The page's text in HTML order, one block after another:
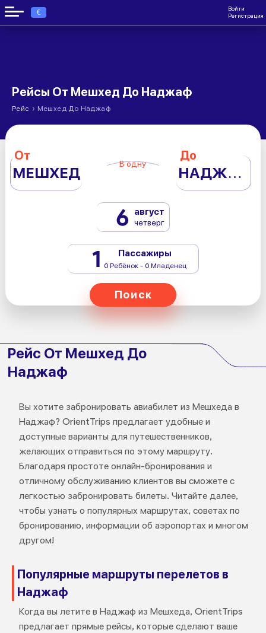
€
Войти
Регистрация
Рейсы От Мешхед До Наджаф
Рейс › Мешхед До Наджаф
От
МЕШХЕД В одну
До
НАДЖАФ
6 август
четверг
1 Пассажиры
0 Ребёнок - 0 Младенец
Поиск
Рейс От Мешхед До
Наджаф
Вы хотите забронировать авиабилет из Мешхеда в
Наджаф? OrientTrips предлагает удобные и
доступные варианты для путешественников,
желающих отправиться по этому маршруту.
Благодаря простоте онлайн-бронирования и
отличному обслуживанию клиентов вы сможете с
легкостью забронировать билеты. Читайте далее,
чтобы узнать о популярных маршрутах, советах по
бронированию, информации об аэропортах и многом
другом!
Популярные маршруты перелетов в
Наджаф
Когда вы летите в Наджаф из Мешхеда, OrientTrips
предлагает прямые рейсы, которые сделают ваше